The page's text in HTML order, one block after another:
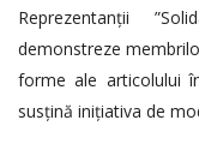
Reprezentanții
demonstreze
forme ale articolului
susțină inițiativa de